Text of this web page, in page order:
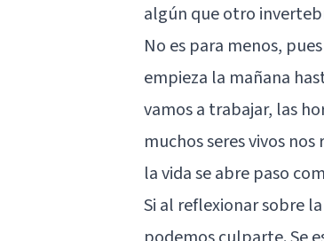
algún que otro
No es para menos,
empieza la mañana
vamos a trabajar, las
muchos seres vivos
la vida se abre paso
Si al reflexionar sobre